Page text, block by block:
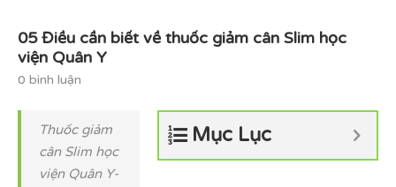
05 Điều cần biết về thuốc giảm cân Slim học
viện Quân Y
0 bình luận
Mục Lục
Thuốc giảm
cân Slim học
viện Quân Y-